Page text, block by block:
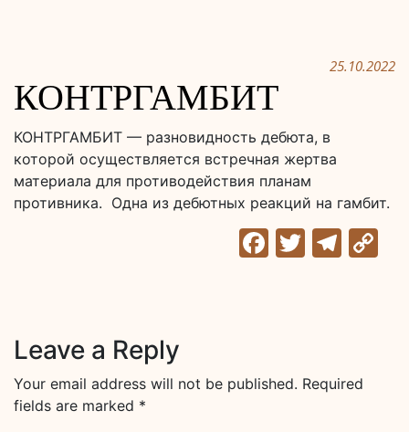
25.10.2022
КОНТРГАМБИТ
КОНТРГАМБИТ — разновидность дебюта, в
которой осуществляется встречная жертва
материала для противодействия планам
противника. Одна из дебютных реакций на гамбит.
Facebook
Twitter
Leave a Reply
Your email address will not be published. Required
fields are marked *